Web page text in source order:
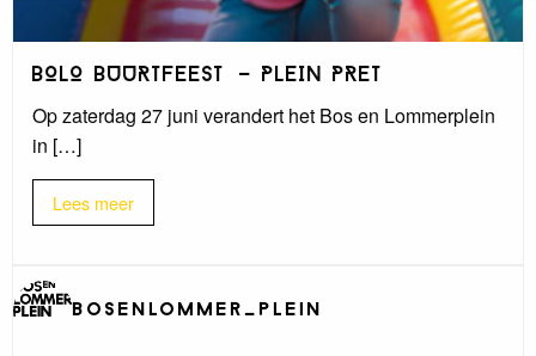
BOLO BUURTFEEST - PLEIN PRET
Op zaterdag 27 juni verandert het Bos en Lommerplein
in […]
Lees meer
bosenlommer_plein